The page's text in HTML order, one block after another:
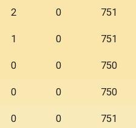
2 0 751
1 0 751
0 0 750
0 0 750
0 0 751